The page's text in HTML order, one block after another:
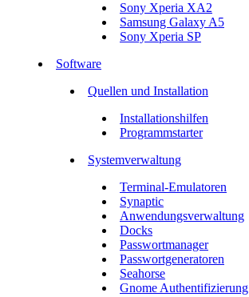
Sony Xperia XA2
Samsung Galaxy A5
Sony Xperia SP
Software
Quellen und Installation
Installationshilfen
Programmstarter
Systemverwaltung
Terminal-Emulatoren
Synaptic
Anwendungsverwaltung
Docks
Passwortmanager
Passwortgeneratoren
Seahorse
Gnome Authentifizierung